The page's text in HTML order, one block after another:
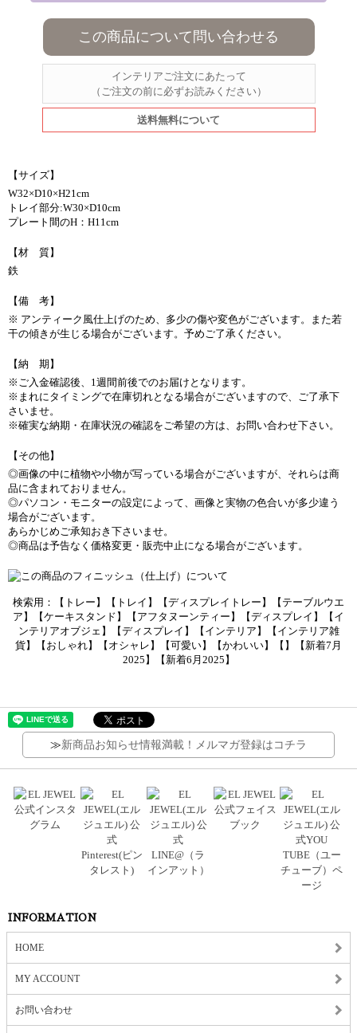
この商品について問い合わせる
インテリアご注文にあたって
（ご注文の前に必ずお読みください）
送料無料について
【サイズ】
W32×D10×H21cm
トレイ部分:W30×D10cm
プレート間のH：H11cm
【材 質】
鉄
【備 考】
※ アンティーク風仕上げのため、多少の傷や変色がございます。また若
干の傾きが生じる場合がございます。予めご了承ください。
【納 期】
※ご入金確認後、1週間前後でのお届けとなります。
※まれにタイミングで在庫切れとなる場合がございますので、ご了承下
さいませ。
※確実な納期・在庫状況の確認をご希望の方は、お問い合わせ下さい。
【その他】
◎画像の中に植物や小物が写っている場合がございますが、それらは商
品に含まれておりません。
◎パソコン・モニターの設定によって、画像と実物の色合いが多少違う
場合がございます。
あらかじめご承知おき下さいませ。
◎商品は予告なく価格変更・販売中止になる場合がございます。
検索用：【トレー】【トレイ】【ディスプレイトレー】【テーブルウエ
ア】【ケーキスタンド】【アフタヌーンティー】【ディスプレイ】【イ
ンテリアオブジェ】【ディスプレイ】【インテリア】【インテリア雑
貨】【おしゃれ】【オシャレ】【可愛い】【かわいい】【】【新着7月
2025】【新着6月2025】
≫新商品お知らせ情報満載！メルマガ登録はコチラ
INFORMATION
HOME
MY ACCOUNT
お問い合わせ